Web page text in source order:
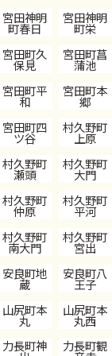
宮田神明
町春日
宮田神明
町栄
宮田町久
保見
宮田町菖
蒲池
宮田町平
和
宮田町本
郷
宮田町四
ツ谷
村久野町
上原
村久野町
瀬頭
村久野町
大門
村久野町
仲原
村久野町
平河
村久野町
南大門
村久野町
宮出
安良町地
蔵
安良町八
王子
山尻町本
丸
山尻町本
丸西
力長町神 力長町観